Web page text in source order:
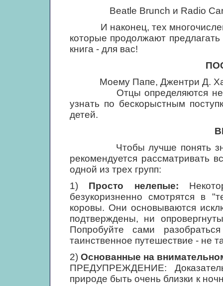
Beatle Brunch и Radio
И наконец, тех
которые продолжают
книга - для вас!
Моему Папе, Джентри Д.
Отцы определяются не
узнать по бескорыстным
детей.
Чтобы лучше понять
рекомендуется рассматривать
одной из трех групп:
1) Просто нелепые:
безукоризненно смотрятся в
коровы. Они основываются
подтверждены, ни
Попробуйте сами
таинственное путешествие - не
2) Основанные на
ПРЕДУПРЕЖДЕНИЕ:
природе быть очень близки к